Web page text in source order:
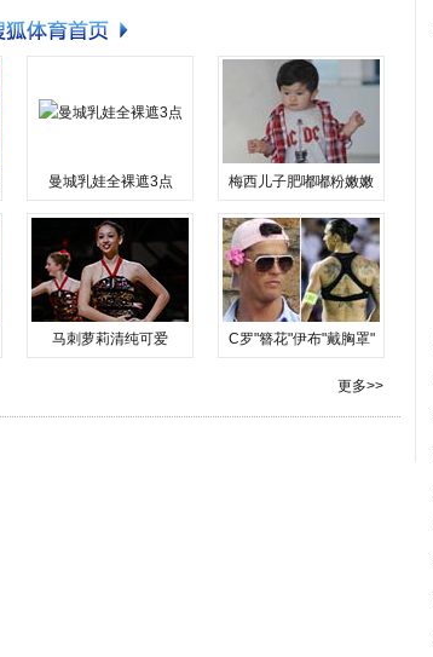
曼城乳娃全裸遮3点 梅西儿子肥嘟嘟粉嫩嫩
马刺萝莉清纯可爱 C罗"簪花"伊布"戴胸罩"
更多>>